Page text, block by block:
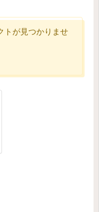
トが見つかりませ